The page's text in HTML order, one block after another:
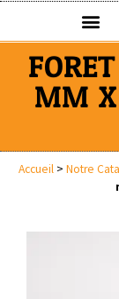
MM
Accueil> Notre